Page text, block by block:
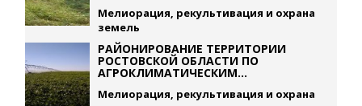
Мелиорация, рекультивация и охрана
земель
РАЙОНИРОВАНИЕ ТЕРРИТОРИИ
РОСТОВСКОЙ ОБЛАСТИ ПО
АГРОКЛИМАТИЧЕСКИМ...
Мелиорация, рекультивация и охрана